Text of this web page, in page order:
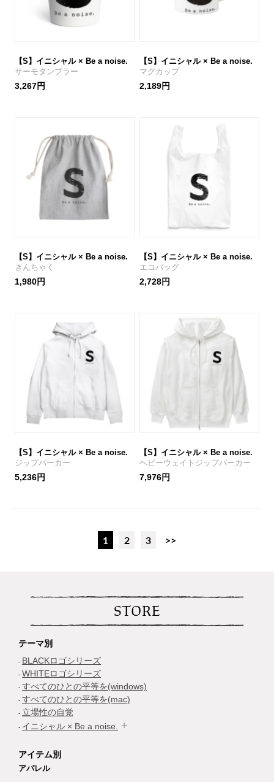
【S】イニシャル × Be a noise.
サーモタンブラー
3,267円
【S】イニシャル × Be a noise.
マグカップ
2,189円
【S】イニシャル × Be a noise.
きんちゃく
1,980円
【S】イニシャル × Be a noise.
エコバッグ
2,728円
【S】イニシャル × Be a noise.
ジップパーカー
5,236円
【S】イニシャル × Be a noise.
ヘビーウェイトジップパーカー
7,976円
1 2 3 >>
STORE
テーマ別
BLACKロゴシリーズ
WHITEロゴシリーズ
すべてのひとの平等を(windows)
すべてのひとの平等を(mac)
立場性の自覚
イニシャル × Be a noise.
アイテム別
アパレル